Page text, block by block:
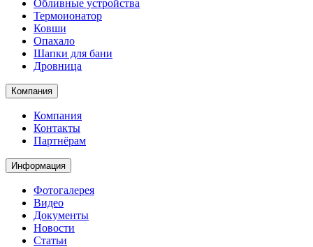
Обливные устройства
Термоионатор
Ковши
Опахало
Шапки для бани
Дровница
Компания
Компания
Контакты
Партнёрам
Информация
Фотогалерея
Видео
Документы
Новости
Статьи